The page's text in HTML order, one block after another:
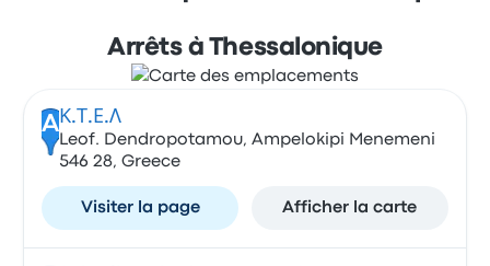
Arrêts à Thessalonique
A Κ.Τ.Ε.Λ
Leof. Dendropotamou, Ampelokipi Menemeni
546 28, Greece
Visiter la page Afficher la carte